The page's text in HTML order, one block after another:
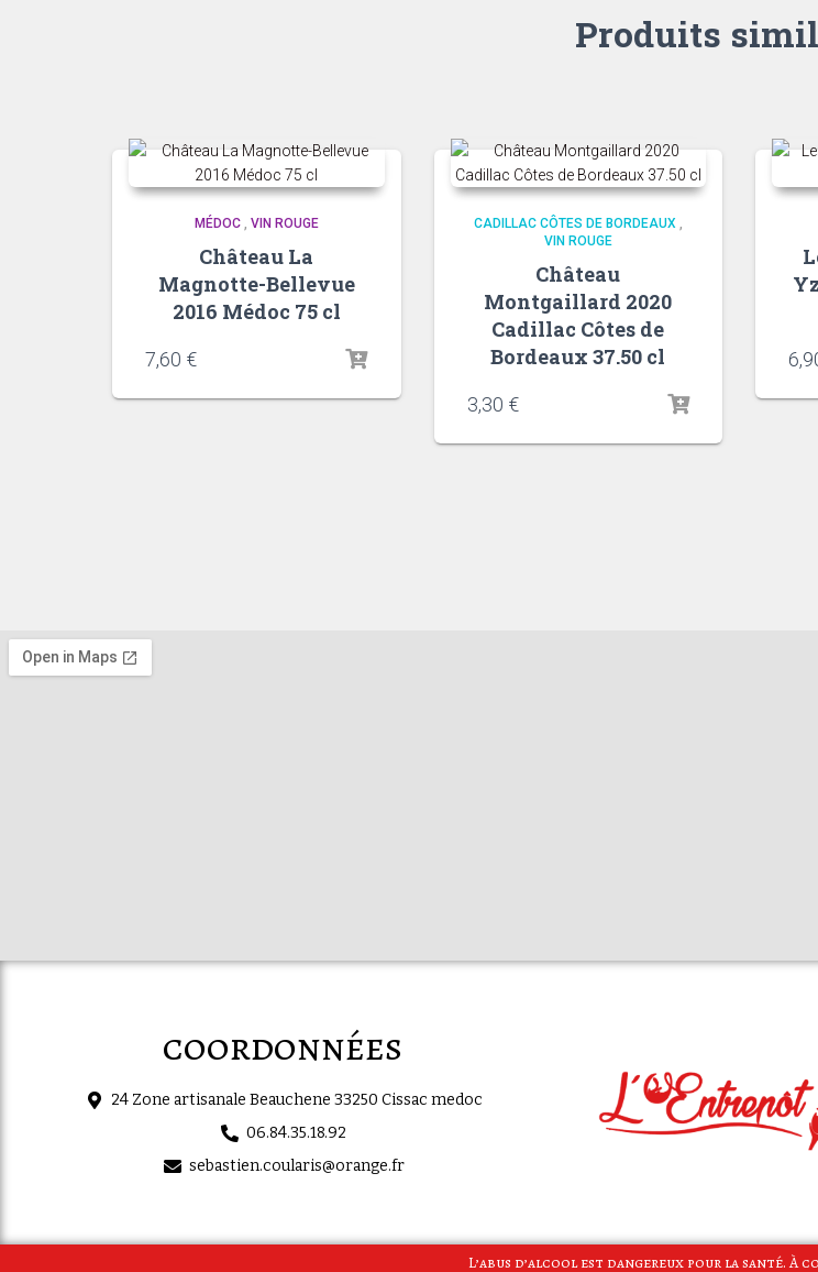
Produits
MÉDOC, VIN ROUGE
Château La
Magnotte-Bellevue
2016 Médoc 75 cl
7,60 €
CADILLAC CÔTES DE BORDEAUX,
VIN ROUGE
Château
Montgaillard 2020
Cadillac Côtes de
Bordeaux 37.50 cl
3,30 €
coordonnées
24 Zone artisanale Beauchene 33250 Cissac medoc
06.84.35.18.92
sebastien.coularis@orange.fr
L’abus d’alcool est dangereux pour la santé. À